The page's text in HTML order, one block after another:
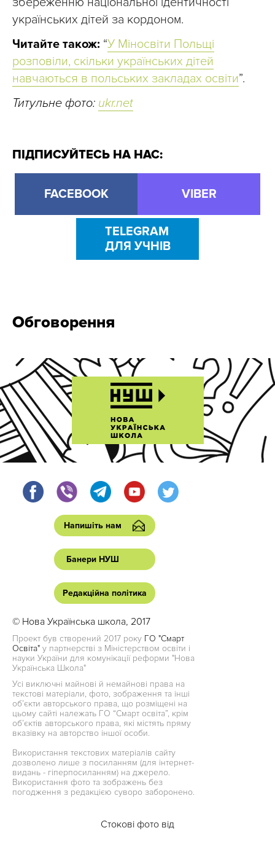
українських дітей за кордоном.
Читайте також: “У Міносвіти Польщі
розповіли, скільки українських дітей
навчаються в польських закладах освіти”.
Титульне фото: ukr.net
ПІДПИСУЙТЕСЬ НА НАС:
FACEBOOK VIBER
TELEGRAM
ДЛЯ УЧНІВ
Обговорення
Напишіть нам
Банери НУШ
Редакційна політика
© Нова Українська школа, 2017
Проект був створений 2017 року ГО "Смарт
Освіта" у партнерстві з Міністерством освіти і
науки України для комунікації реформи "Нова
Українська Школа"
Усі виключні майнові й немайнові права на
текстові матеріали, фото, зображення та інші
об’єкти авторського права, що розміщені на
цьому сайті належать ГО “Смарт освіта”, крім
об’єктів авторського права, які містять пряму
вказівку на авторство іншої особи.
Використання текстових матеріалів сайту
дозволено лише з посиланням (для інтернет-
видань - гіперпосиланням) на джерело.
Використання фото та зображень без
погодження з редакцією суворо заборонено.
Стокові фото від